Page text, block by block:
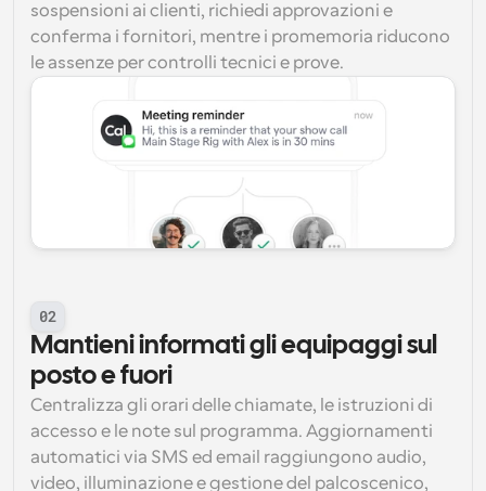
sospensioni ai clienti, richiedi approvazioni e
conferma i fornitori, mentre i promemoria riducono
le assenze per controlli tecnici e prove.
02
Mantieni informati gli equipaggi sul
posto e fuori
Centralizza gli orari delle chiamate, le istruzioni di
accesso e le note sul programma. Aggiornamenti
automatici via SMS ed email raggiungono audio,
video, illuminazione e gestione del palcoscenico,